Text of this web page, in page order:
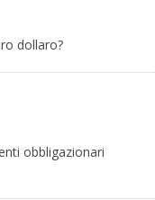
dollaro?
obbligazionari